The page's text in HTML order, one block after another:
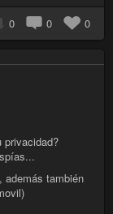
0 0 0
privacidad?
además también